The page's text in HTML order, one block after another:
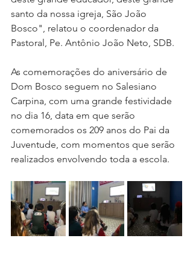
santo da nossa igreja, São João
Bosco", relatou o coordenador da
Pastoral, Pe. Antônio João Neto, SDB.
As comemorações do aniversário de
Dom Bosco seguem no Salesiano
Carpina, com uma grande festividade
no dia 16, data em que serão
comemorados os 209 anos do Pai da
Juventude, com momentos que serão
realizados envolvendo toda a escola.